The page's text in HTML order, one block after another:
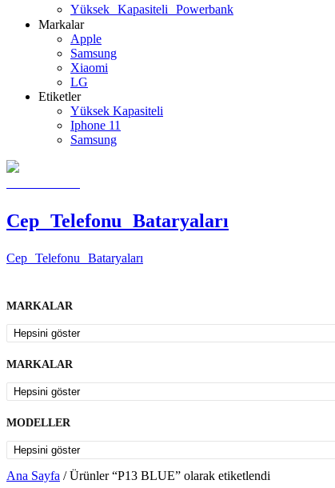
Yüksek Kapasiteli Powerbank
Markalar
Apple
Samsung
Xiaomi
LG
Etiketler
Yüksek Kapasiteli
Iphone 11
Samsung
Cep Telefonu Bataryaları
Cep Telefonu Bataryaları
MARKALAR
MARKALAR
MODELLER
Ana Sayfa / Ürünler “P13 BLUE” olarak etiketlendi